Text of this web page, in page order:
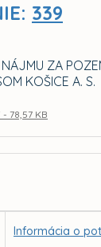
339
ZA
KOŠICE A. S.
- 78,57 KB
Informácia o